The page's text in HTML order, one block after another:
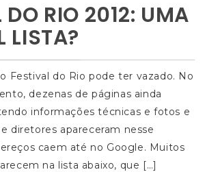
DO RIO 2012: UMA
LISTA?
Festival do Rio pode ter vazado. No
dezenas de páginas ainda
informações técnicas e fotos e
diretores apareceram nesse
caem até no Google. Muitos
na lista abaixo, que […]